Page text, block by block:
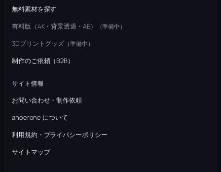
無料素材を探す
有料版（4K・背景透過・AE）
（準備中）
3Dプリントグッズ （準備中）
制作のご依頼（B2B）
サイト情報
お問い合わせ・制作依頼
anoerone について
利用規約・プライバシーポリシー
サイトマップ